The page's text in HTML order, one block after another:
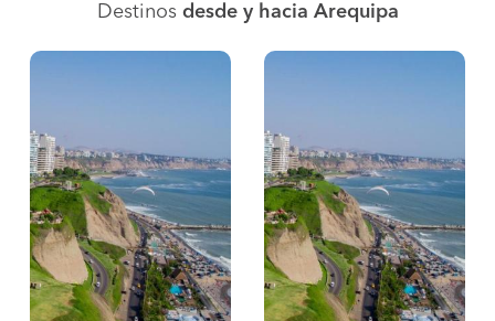
Destinos desde y hacia Arequipa